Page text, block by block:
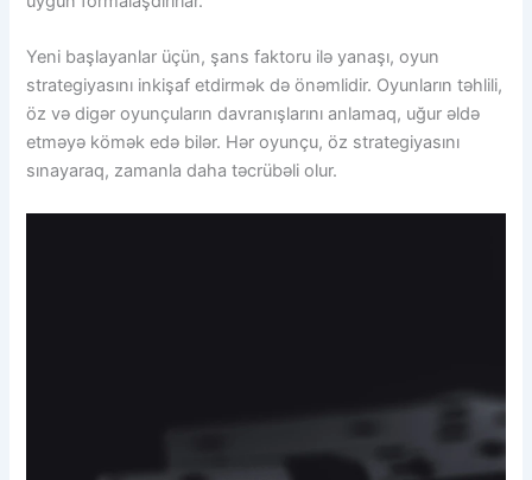
Yeni başlayanlar üçün, şans faktoru ilə yanaşı, oyun
strategiyasını inkişaf etdirmək də önəmlidir. Oyunların təhlili,
öz və digər oyunçuların davranışlarını anlamaq, uğur əldə
etməyə kömək edə bilər. Hər oyunçu, öz strategiyasını
sınayaraq, zamanla daha təcrübəli olur.